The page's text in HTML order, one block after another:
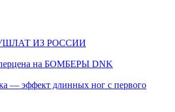
ИЗ РОССИИ
на БОМБЕРЫ DNK
— эффект длинных ног с первого